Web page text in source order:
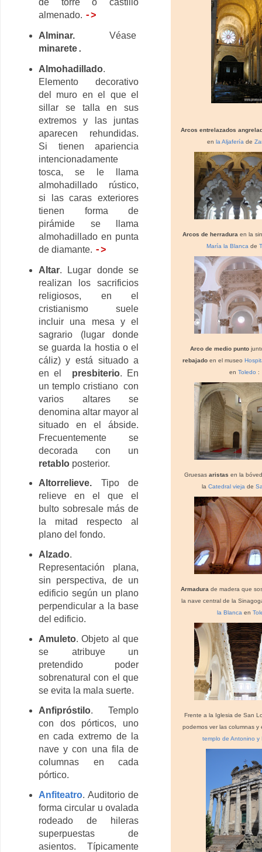
de torre o castillo
almenado. ->
Alminar.Véase
minarete.
Almohadillado.
Elemento decorativo
del muro en el que el
sillar se talla en sus
extremos y las juntas
aparecen rehundidas.
Si tienen apariencia
intencionadamente
tosca, se le llama
almohadillado rústico,
si las caras exteriores
tienen forma de
pirámide se llama
almohadillado en punta
de diamante. ->
Altar. Lugar donde se
realizan los sacrificios
religiosos, en el
cristianismo suele
incluir una mesa y el
sagrario (lugar donde
se guarda la hostia o el
cáliz) y está situado a
en el presbiterio. En
un templo cristiano con
varios altares se
denomina altar mayor al
situado en el ábside.
Frecuentemente se
decorada con un
retablo posterior.
Altorrelieve.Tipo de
relieve en el que el
bulto sobresale más de
la mitad respecto al
plano del fondo.
Alzado.
Representación plana,
sin perspectiva, de un
edificio según un plano
perpendicular a la base
del edificio.
Amuleto. Objeto al que
se atribuye un
pretendido poder
sobrenatural con el que
se evita la mala suerte.
Anfipróstilo. Templo
con dos pórticos, uno
en cada extremo de la
nave y con una fila de
columnas en cada
pórtico.
Anfiteatro. Auditorio de
forma circular u ovalada
rodeado de hileras
superpuestas de
asientos. Típicamente
Arcos entrelazados
en la Aljafería de
Arcos de herradura en la
María la Blanca de
Arco de medio punto
rebajadoen el museo
en Toledo :
Gruesas aristas en la
la Catedral vieja de
Armadura de madera que
la nave central de la
la Blanca en
Frente a la Iglesia de San
podemos ver las columnas y
templo de Antonino y